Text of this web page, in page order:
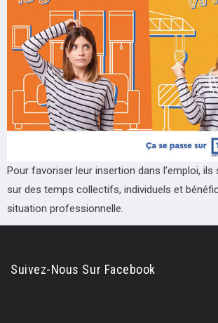
Pour favoriser leur insertion dans l’emploi,
sur des temps collectifs, individuels et
situation professionnelle.
Suivez-Nous Sur Facebook